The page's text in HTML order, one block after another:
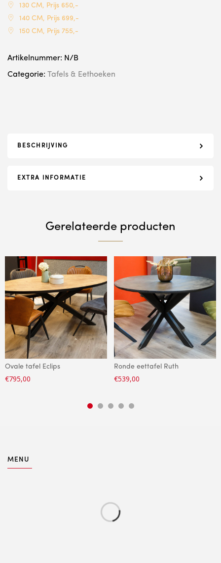
130 CM, Prijs 650,-
140 CM, Prijs 699,-
150 CM, Prijs 755,-
Artikelnummer: N/B
Categorie: Tafels & Eethoeken
BESCHRIJVING
EXTRA INFORMATIE
Gerelateerde producten
Ovale tafel Eclips
€795,00
Ronde eettafel Ruth
€539,00
MENU